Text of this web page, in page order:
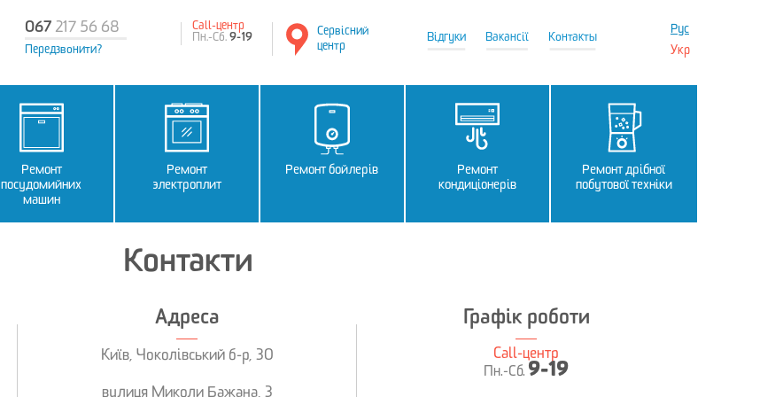
067 217 56 68
Передзвонити?
Call-центр
Пн.-Сб. 9-19
Сервісний
центр
Відгуки Вакансії Контакты
Рус
Укр
Ремонт
посудомийних
машин
Ремонт
электроплит
Ремонт бойлерів
Ремонт
кондиціонерів
Ремонт дрібної
побутової техніки
Контакти
Адреса
Київ, Чоколівський б-р, 30
Графік роботи
Call-центр
Пн.-Сб. 9-19